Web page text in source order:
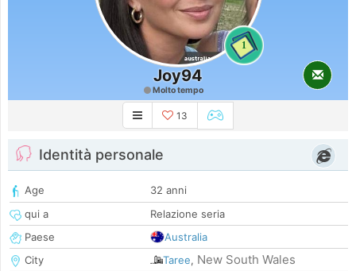
1
Joy94
Molto tempo
13
Identità personale
Age
32 anni
qui a
Relazione seria
Paese
Australia
City
Taree, New South Wales